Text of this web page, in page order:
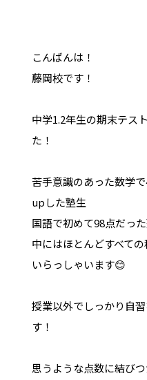
こんばんは！
藤岡校です！
中学1.2年生の期末テス
た！
苦手意識のあった数学
upした塾生
国語で初めて98点だっ
中にはほとんどすべて
いらっしゃいます😊
授業以外でしっかり自
す！
思うような点数に結び